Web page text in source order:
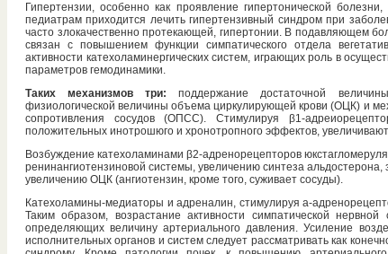
Гипертензии, особенно как проявление гипертонической
педиатрам приходится лечить гипертензивный синдром при
часто злокачественно протекающей, гипертонии. В подавляющем
связан с повышением функции симпатического отдела
активности катехоламинергических систем, играющих роль в
параметров гемодинамики.
Таких механизмов три: поддержание достаточной
физиологической величины объема циркулирующей крови (ОЦК) и
сопротивления сосудов (ОПСС). Стимулируя β1-
положительных инотрошюго и хронотропного эффектов,
Возбуждение катехоламинами β2-адренорецепторов
ренинангиотензиновой системы, увеличению синтеза альдостерона,
увеличению ОЦК (ангиотензин, кроме того, суживает сосуды).
Катехоламины-медиаторы и адреналин, стимулируя а-
Таким образом, возрастание активности симпатической
определяющих величину артериального давления. Усиление
исполнительных органов и систем следует рассматривать как